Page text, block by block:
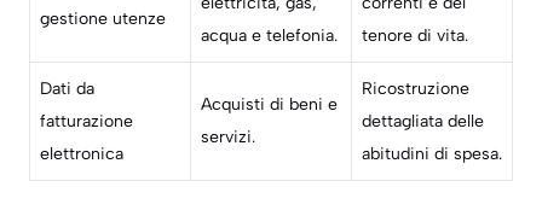
gestione utenze
acqua e telefonia.
tenore di vita.
Dati da
fatturazione
elettronica
Acquisti di beni e
servizi.
Ricostruzione
dettagliata delle
abitudini di spesa.